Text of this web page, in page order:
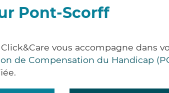
Pont-Scorff
vous accompagne dans
de Compensation du Handicap